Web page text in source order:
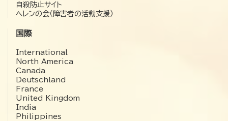
自殺防止サイト
ヘレンの会（障害者の活動支援）
国際
International
North America
Canada
Deutschland
France
United Kingdom
India
Philippines